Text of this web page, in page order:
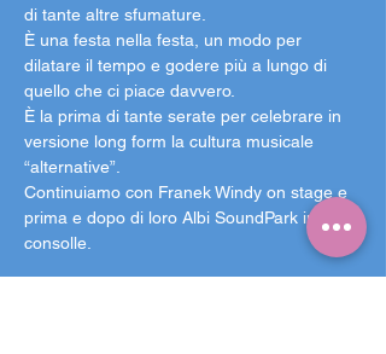
di tante altre sfumature.
È una festa nella festa, un modo per
dilatare il tempo e godere più a lungo di
quello che ci piace davvero.
È la prima di tante serate per celebrare in
versione long form la cultura musicale
“alternative”.
Continuiamo con Franek Windy on stage e
prima e dopo di loro Albi SoundPark in
consolle.